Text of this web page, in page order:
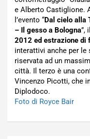
e Alberto Castiglione.
l’evento “Dal cielo alla
– Il gesso a Bologna”,
2012 ed estrazione di
interattivi anche per le
riservata ad un
città. Il terzo è una
Vincenzo Picotti, che
Diplodoco.
Foto di Royce Bair